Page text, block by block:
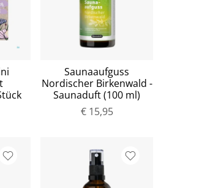
Saunaaufguss
Nordischer Birkenwald -
Saunaduft (100 ml)
€ 15,95